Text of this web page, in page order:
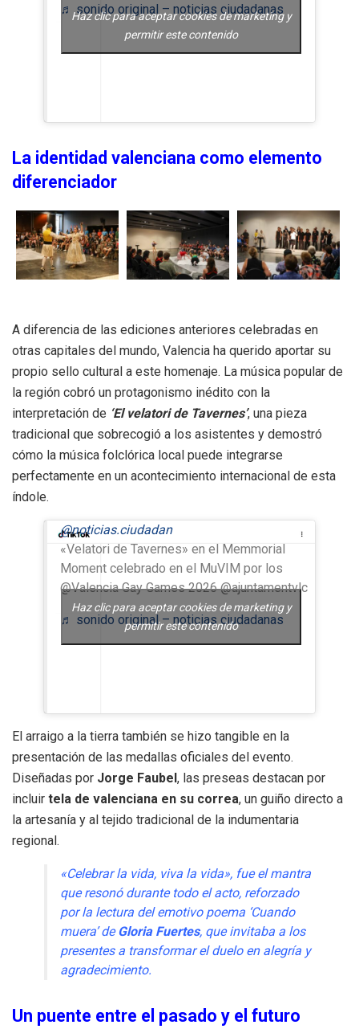
♬ sonido original – noticias ciudadanas
Haz clic para aceptar cookies de marketing y
permitir este contenido
La identidad valenciana como elemento
diferenciador
A diferencia de las ediciones anteriores celebradas en
otras capitales del mundo, Valencia ha querido aportar su
propio sello cultural a este homenaje. La música popular de
la región cobró un protagonismo inédito con la
interpretación de ‘El velatori de Tavernes’, una pieza
tradicional que sobrecogió a los asistentes y demostró
cómo la música folclórica local puede integrarse
perfectamente en un acontecimiento internacional de esta
índole.
@noticias.ciudadan
«Velatori de Tavernes» en el Memmorial
Moment celebrado en el MuVIM por los
@Valencia Gay Games 2026 @ajuntamentvlc
♬ sonido original – noticias ciudadanas
Haz clic para aceptar cookies de marketing y
permitir este contenido
El arraigo a la tierra también se hizo tangible en la
presentación de las medallas oficiales del evento.
Diseñadas por Jorge Faubel, las preseas destacan por
incluir tela de valenciana en su correa, un guiño directo a
la artesanía y al tejido tradicional de la indumentaria
regional.
«Celebrar la vida, viva la vida», fue el mantra
que resonó durante todo el acto, reforzado
por la lectura del emotivo poema ‘Cuando
muera’ deGloria Fuertes, que invitaba a los
presentes a transformar el duelo en alegría y
agradecimiento.
Un puente entre el pasado y el futuro